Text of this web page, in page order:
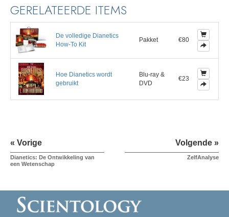
GERELATEERDE ITEMS
De volledige Dianetics
How-To Kit
Pakket €80
Hoe Dianetics wordt
gebruikt
Blu-ray &
DVD
€23
« Vorige
Dianetics: De Ontwikkeling van
een Wetenschap
Volgende »
ZelfAnalyse